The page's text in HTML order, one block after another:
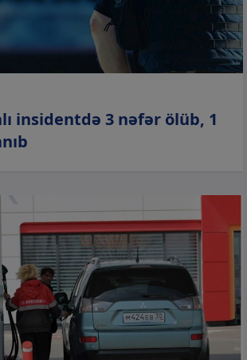
insidentdə 3 nəfər ölüb, 1